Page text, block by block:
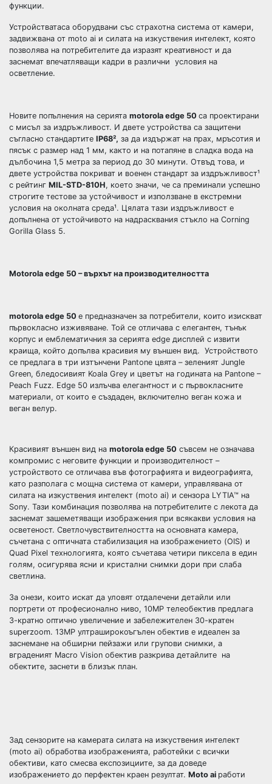
функции.
Устройстватаса оборудвани със страхотна система от камери,
задвижвана от moto ai и силата на изкуствения интелект, която
позволява на потребителите да изразят креативност и да
заснемат впечатляващи кадри в различни условия на
осветление.
Новите попълнения на серията motorola edge 50 са проектирани
с мисъл за издръжливост. И двете устройства са защитени
съгласно стандартите IP68², за да издържат на прах, мръсотия и
пясък с размер над 1 мм, както и на потапяне в сладка вода на
дълбочина 1,5 метра за период до 30 минути. Отвъд това, и
двете устройства покриват и военен стандарт за издръжливост¹
с рейтинг MIL-STD-810H, което значи, че са преминали успешно
строгите тестове за устойчивост и използване в екстремни
условия на околната среда¹. Цялата тази издръжливост е
допълнена от устойчивото на надрасквания стъкло на Corning
Gorilla Glass 5.
Motorola edge 50 – върхът на производителността
motorola edge 50 е предназначен за потребители, които изискват
първокласно изживяване. Той се отличава с елегантен, тънък
корпус и емблематичния за серията edge дисплей с извити
краища, който допълва красивия му външен вид. Устройството
се предлага в три изтънчени Pantone цвята – зеленият Jungle
Green, бледосивият Koala Grey и цветът на годината на Pantone –
Peach Fuzz. Еdge 50 излъчва елегантност и с първокласните
материали, от които е създаден, включително веган кожа и
веган велур.
Красивият външен вид на motorola edge 50 съвсем не означава
компромис с неговите функции и производителност –
устройството се отличава във фотографията и видеографията,
като разполага с мощна система от камери, управлявана от
силата на изкуствения интелект (moto ai) и сензора LYTIA™ на
Sony. Тази комбинация позволява на потребителите с лекота да
заснемат зашеметяващи изображения при всякакви условия на
осветеност. Светлочувствителността на основната камера,
съчетана с оптичната стабилизация на изображението (OIS) и
Quad Pixel технологията, която съчетава четири пиксела в един
голям, осигурява ясни и кристални снимки дори при слаба
светлина.
За онези, които искат да уловят отдалечени детайли или
портрети от професионално ниво, 10МР телеобектив предлага
3-кратно оптично увеличение и забележителен 30-кратен
superzoom. 13MP ултраширокоъгълен обектив е идеален за
заснемане на обширни пейзажи или групови снимки, а
вграденият Macro Vision обектив разкрива детайлите на
обектите, заснети в близък план.
Зад сензорите на камерата силата на изкуствения интелект
(moto ai) обработва изображенията, работейки с всички
обективи, като смесва експозициите, за да доведе
изображението до перфектен краен резултат. Moto ai работи